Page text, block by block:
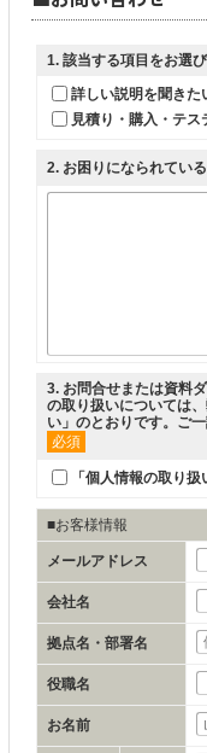
1. 該当する項目をお選び
詳しい説明を聞きた
見積り・購入・テ
2. お困りになられてい
3. お問合せまたは資料
の取り扱いについては
い 」のとおりです。ご
必須
「個人情報の取り
■お客様情報
メールアドレス
会社名
拠点名・部署名
役職名
お名前